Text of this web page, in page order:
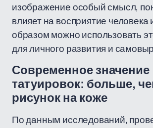
изображение особый смысл,
влияет на восприятие человека
образом можно использовать
для личного развития и
Современное значение
татуировок: больше,
рисунок на коже
По данным исследований,